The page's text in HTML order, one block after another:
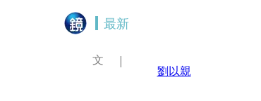
最新
文
劉以親